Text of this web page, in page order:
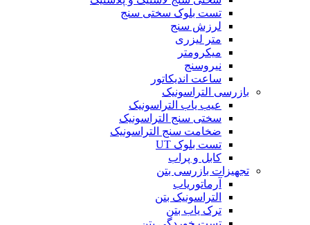
تست بلوک سختی سنج
لرزش سنج
متر لیزری
میکرومتر
نیروسنج
ساعت اندیکاتور
بازرسی التراسونیک
عیب یاب التراسونیک
سختی سنج التراسونیک
ضخامت سنج التراسونیک
تست بلوک UT
کابل و پراب
تجهیزات بازرسی بتن
آرماتوریاب
التراسونیک بتن
ترک یاب بتن